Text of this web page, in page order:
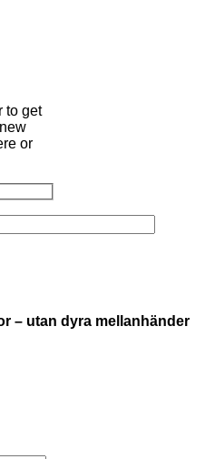
to get
or
– utan dyra mellanhänder